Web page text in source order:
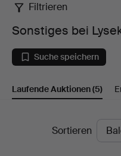
Sonstiges
bei
Lysekils
Auktionsbyrå
Filtrieren
Sonstiges bei
Suche speichern
Laufende Auktionen(5)
LaufendeSortieren